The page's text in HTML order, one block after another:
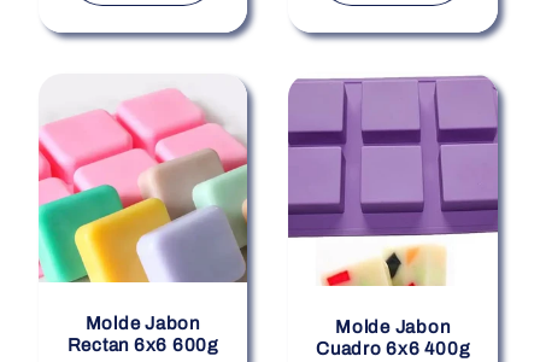
Molde Jabon
Rectan 6x6 600g
Molde Jabon
Cuadro 6x6 400g